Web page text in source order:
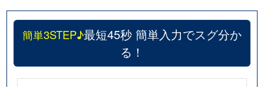
簡単3STEP♪最短45秒 簡単入力でスグ分か
る！